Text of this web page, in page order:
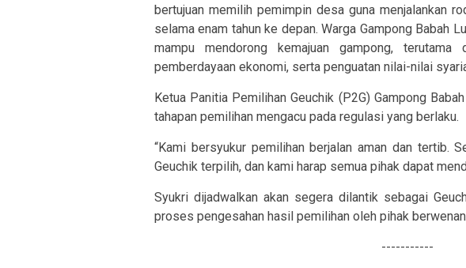
bertujuan memilih pemimpin desa guna menjalankan
selama enam tahun ke depan. Warga Gampong Babah
mampu mendorong kemajuan gampong, terutama
pemberdayaan ekonomi, serta penguatan nilai-nilai
Ketua Panitia Pemilihan Geuchik (P2G) Gampong
tahapan pemilihan mengacu pada regulasi yang berlaku.
“Kami bersyukur pemilihan berjalan aman dan tertib.
Geuchik terpilih, dan kami harap semua pihak dapat
Syukri dijadwalkan akan segera dilantik sebagai
proses pengesahan hasil pemilihan oleh pihak
-----------